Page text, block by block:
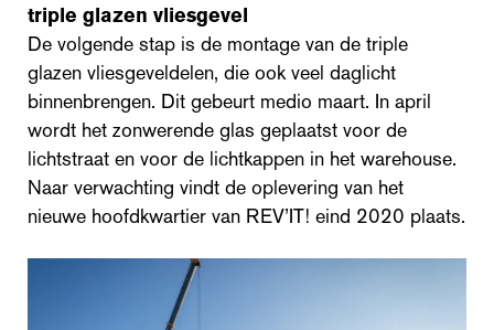
triple glazen vliesgevel
De volgende stap is de montage van de triple
glazen vliesgeveldelen, die ook veel daglicht
binnenbrengen. Dit gebeurt medio maart. In april
wordt het zonwerende glas geplaatst voor de
lichtstraat en voor de lichtkappen in het warehouse.
Naar verwachting vindt de oplevering van het
nieuwe hoofdkwartier van REV’IT! eind 2020 plaats.